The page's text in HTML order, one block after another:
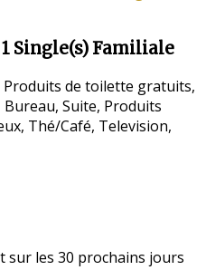
Single(s) Familiale
Produits de toilette gratuits,
Bureau, Suite, Produits
, Thé/Café, Television,
sur les 30 prochains jours